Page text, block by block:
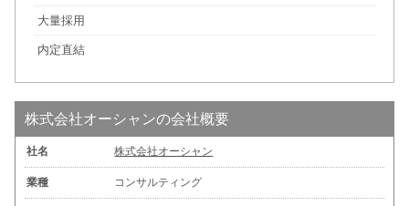
大量採用
内定直結
株式会社オーシャンの会社概要
社名 株式会社オーシャン
業種 コンサルティング